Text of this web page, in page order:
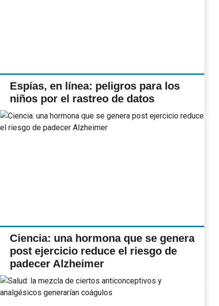
Espías, en línea: peligros para los
niños por el rastreo de datos
Ciencia: una hormona que se genera
post ejercicio reduce el riesgo de
padecer Alzheimer